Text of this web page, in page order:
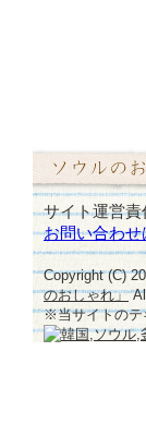
サイト運営
お問い合わせ
Copyright (C)
のおしゃれ」
※当サイトのテ